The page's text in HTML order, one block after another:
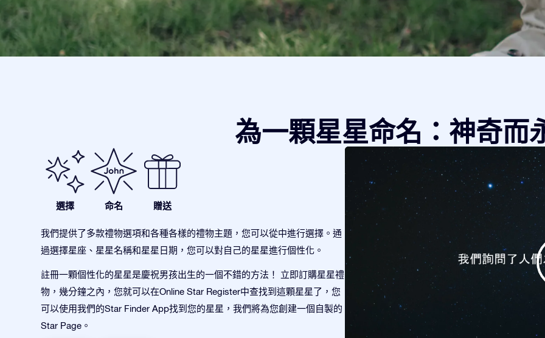
為一顆星星命名：神奇而
選擇 命名 贈送
我們提供了多款禮物選項和各種各樣的禮物主題，您可以從中進行選擇。通
過選擇星座、星星名稱和星星日期，您可以對自己的星星進行個性化。
註冊一顆個性化的星星是慶祝男孩出生的一個不錯的方法！ 立即訂購星星禮
物，幾分鐘之內，您就可以在Online Star Register中查找到這顆星星了，您
可以使用我們的Star Finder App找到您的星星，我們將為您創建一個自製的
Star Page。